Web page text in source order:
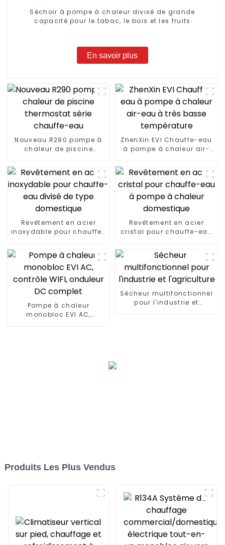
Séchoir à pompe à chaleur divisé de grande
capacité pour le tabac, le bois et les fruits
En savoir plus
Nouveau R290 pompe à
chaleur de piscine
ZhenXin EVI Chauffe-eau
à pompe à chaleur air-
Revêtement en acier
inoxydable pour chauffe-
domestique
Revêtement en acier
cristal pour chauffe-eau
domestique
Pompe à chaleur
monobloc EVI AC,
Sécheur multifonctionnel
pour l'industrie et
Produits Les Plus Vendus